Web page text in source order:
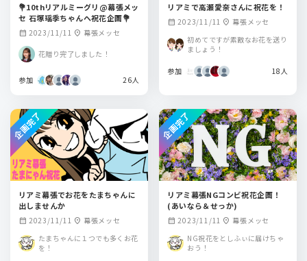
💐10thリアルミーグリ@幕張メッ
セ 石塚瑶季ちゃんへ祝花企画💐
calendar_month 2023/11/11 location_on 幕張メッセ
花贈り完了しました！
参加 26人
リアミで高瀬愛奈さんに祝花を！
calendar_month 2023/11/11 location_on 幕張メッセ
初めてですが素敵なお花を送り
ましょう！
参加 18人
リアミ幕張でお花をたまちゃんに
出しませんか
calendar_month 2023/11/11 location_on 幕張メッセ
たまちゃんに１つでも多くお花
を！
企画完了
リアミ幕張NGコンビ祝花企画！
(あいなら＆せっか)
calendar_month 2023/11/11 location_on 幕張メッセ
NG祝花をとしふぃに届けちゃ
おう！
企画完了